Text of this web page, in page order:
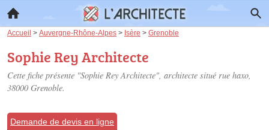
Accueil > Auvergne-Rhône-Alpes > Isère > Grenoble
Sophie Rey Architecte
Cette fiche présente "Sophie Rey Architecte", architecte situé rue haxo,
38000 Grenoble.
Demande de devis en ligne